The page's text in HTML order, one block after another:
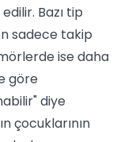
Bazı tip
sadece takip
ise daha
göre
diye
çocuklarının